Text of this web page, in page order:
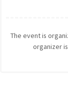
The event is
organizer